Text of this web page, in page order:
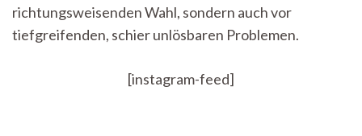
richtungsweisenden Wahl, sondern auch vor
tiefgreifenden, schier unlösbaren Problemen.
[instagram-feed]